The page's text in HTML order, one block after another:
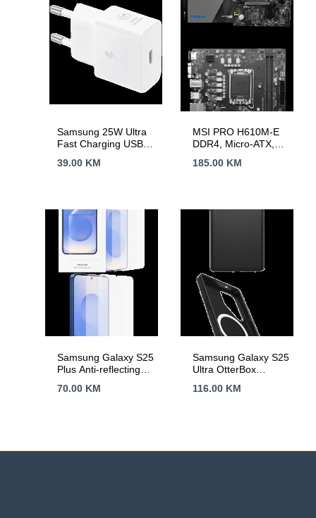
Samsung 25W Ultra
Fast Charging USB-C
(cable included)
39.00 KM
MSI PRO H610M-E
DDR4, Micro-ATX,
Channel DDR4
185.00 KM
Samsung Galaxy S25
Plus Anti-reflecting
Transparent
70.00 KM
Samsung Galaxy S25
Ultra OtterBox
Case Black
116.00 KM